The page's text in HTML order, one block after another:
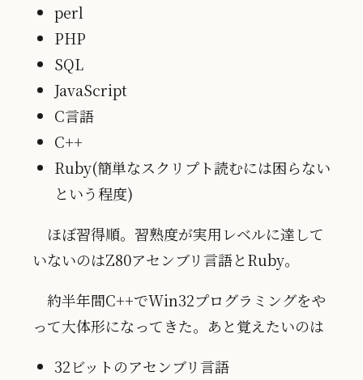
perl
PHP
SQL
JavaScript
C言語
C++
Ruby(簡単なスクリプト読むには困らない
という程度)
ほぼ習得順。習熟度が実用レベルに達して
いないのはZ80アセンブリ言語とRuby。
約半年間C++でWin32プログラミングをや
って大体形になってきた。あと覚えたいのは
32ビットのアセンブリ言語